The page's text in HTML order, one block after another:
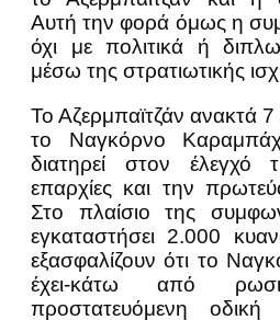
Αυτή την φορά όμως η
όχι με πολιτικά ή
μέσω της στρατιωτικής
Το Αζερμπαϊτζάν ανακτά
το Ναγκόρνο
διατηρεί στον έλεγχό
επαρχίες και την
Στο πλαίσιο της
εγκαταστήσει 2.000
εξασφαλίζουν ότι το
έχει-κάτω από
προστατευόμενη